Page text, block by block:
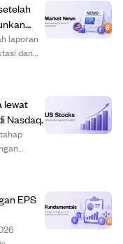
laporan
dan
lewat
Nasdaq.
EPS